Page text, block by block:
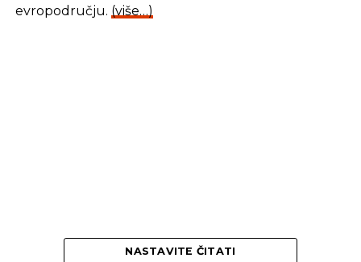
evropodručju. (više…)
NASTAVITE ČITATI